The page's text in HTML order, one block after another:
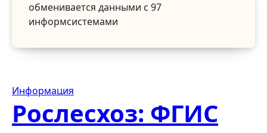
обменивается данными с 97
информсистемами
Информация
Рослесхоз: ФГИС